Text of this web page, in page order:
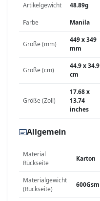
Artikelgewicht 48.89g
Farbe Manila
Größe (mm)
449 x 349
mm
Größe (cm)
44.9 x 34.9
cm
Größe (Zoll)
17.68 x
13.74
inches
Allgemein
Material
Rückseite
Karton
Materialgewicht
(Rückseite)
600Gsm